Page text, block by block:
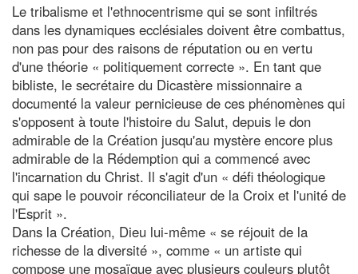
Le tribalisme et l'ethnocentrisme qui se sont infiltrés
dans les dynamiques ecclésiales doivent être combattus,
non pas pour des raisons de réputation ou en vertu
d'une théorie « politiquement correcte ». En tant que
bibliste, le secrétaire du Dicastère missionnaire a
documenté la valeur pernicieuse de ces phénomènes qui
s'opposent à toute l'histoire du Salut, depuis le don
admirable de la Création jusqu'au mystère encore plus
admirable de la Rédemption qui a commencé avec
l'incarnation du Christ. Il s'agit d'un « défi théologique
qui sape le pouvoir réconciliateur de la Croix et l'unité de
l'Esprit ».
Dans la Création, Dieu lui-même « se réjouit de la
richesse de la diversité », comme « un artiste qui
compose une mosaïque avec plusieurs couleurs plutôt